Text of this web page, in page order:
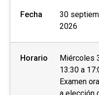
Fecha
30
2026
Horario
Miércoles
13:30 a
Examen